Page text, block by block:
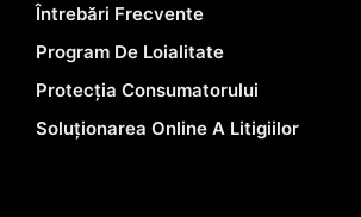
Întrebări Frecvente
Program De Loialitate
Protecția Consumatorului
Soluționarea Online A Litigiilor